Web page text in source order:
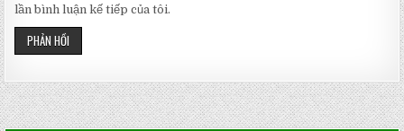
lần bình luận kế tiếp của tôi.